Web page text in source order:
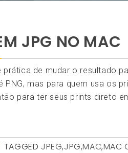
JPG NO MAC
de mudar o resultado
mas para quem usa os
para ter seus prints direto
TAGGED JPEG,JPG,MAC,MAC